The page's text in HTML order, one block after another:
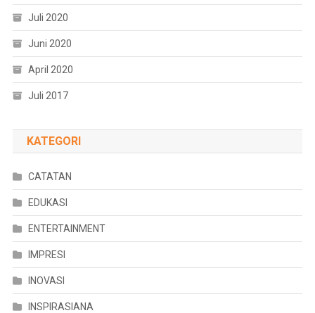
Juli 2020
Juni 2020
April 2020
Juli 2017
KATEGORI
CATATAN
EDUKASI
ENTERTAINMENT
IMPRESI
INOVASI
INSPIRASIANA